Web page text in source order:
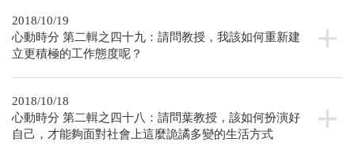
2018/10/19
心動時分 第二輯之四十九：請問教授，我該如何重新建
立更積極的工作態度呢？
2018/10/18
心動時分 第二輯之四十八：請問葉教授，該如何扮演好
自己，才能夠面對社會上這麼詭譎多變的生活方式